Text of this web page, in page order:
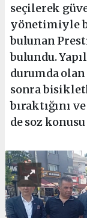
seçilerek
yönetimiyle
bulunan
bulundu.
durumda
sonra
bıraktığını
de soz